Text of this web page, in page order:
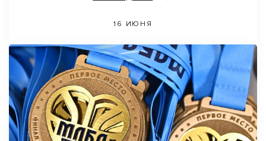
16 ИЮНЯ